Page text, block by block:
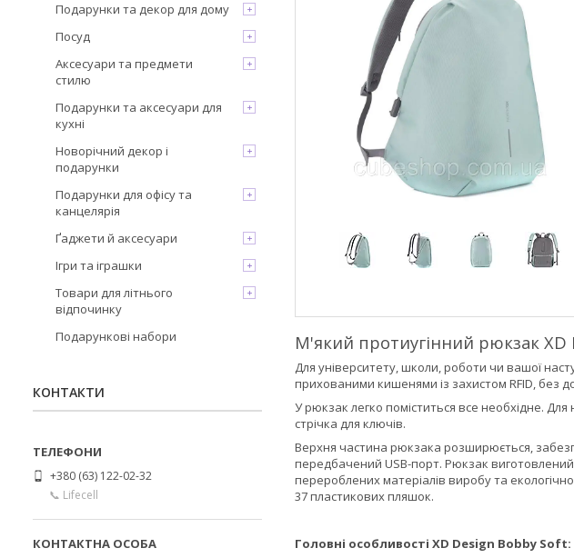
М'який протиугінний рюкзак XD
Для університету, школи, роботи чи вашої
прихованими кишенями із захистом RFID, без
У рюкзак легко поміститься все необхідне.
стрічка для ключів.
Верхня частина рюкзака розширюється,
передбачений USB-порт. Рюкзак виготовлений
перероблених матеріалів виробу та
37 пластикових пляшок.
Головні особливості XD Design Bobby Soft:
Подарунки та декор для дому
Посуд
Аксесуари та предмети
стилю
Подарунки та аксесуари для
кухні
Новорічний декор і
подарунки
Подарунки для офісу та
канцелярія
Ґаджети й аксесуари
Ігри та іграшки
Товари для літнього
відпочинку
Подарункові набори
КОНТАКТИ
+380 (63) 122-02-32
📞 Lifecell